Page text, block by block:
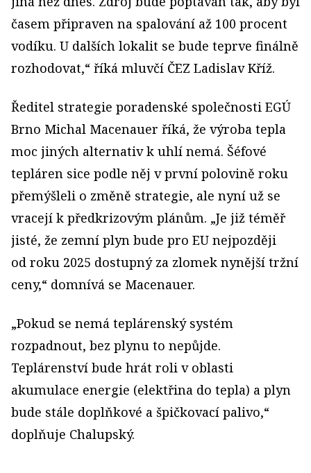
časem připraven na spalování až 100 procent
vodíku. U dalších lokalit se bude teprve finálně
rozhodovat,“ říká mluvčí ČEZ Ladislav Kříž.
Ředitel strategie poradenské společnosti EGÚ
Brno Michal Macenauer říká, že výroba tepla
moc jiných alternativ k uhlí nemá. Šéfové
tepláren sice podle něj v první polovině roku
přemýšleli o změně strategie, ale nyní už se
vracejí k předkrizovým plánům. „Je již téměř
jisté, že zemní plyn bude pro EU nejpozději
od roku 2025 dostupný za zlomek nynější tržní
ceny,“ domnívá se Macenauer.
„Pokud se nemá teplárenský systém
rozpadnout, bez plynu to nepůjde.
Teplárenství bude hrát roli v oblasti
akumulace energie (elektřina do tepla) a plyn
bude stále doplňkové a špičkovací palivo,“
doplňuje Chalupský.